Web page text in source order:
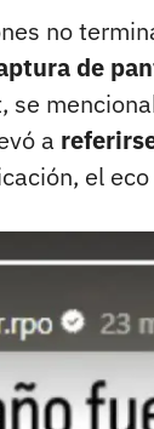
no
de
se
a
el